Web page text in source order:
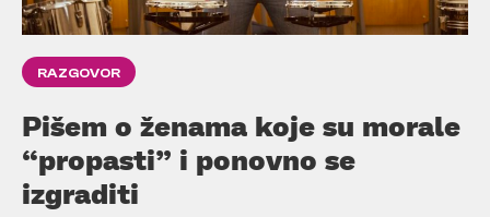
RAZGOVOR
Pišem o ženama koje su morale
“propasti” i ponovno se
izgraditi